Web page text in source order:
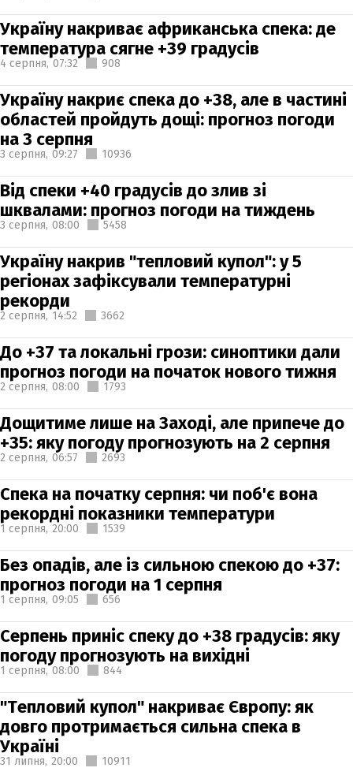
Україну накриває африканська спека: де
температура сягне +39 градусів
4 серпня, 07:32 908
Україну накриє спека до +38, але в частині
областей пройдуть дощі: прогноз погоди
на 3 серпня
3 серпня, 09:27 10936
Від спеки +40 градусів до злив зі
шквалами: прогноз погоди на тиждень
3 серпня, 08:00 5458
Україну накрив "тепловий купол": у 5
регіонах зафіксували температурні
рекорди
2 серпня, 14:52 3662
До +37 та локальні грози: синоптики дали
прогноз погоди на початок нового тижня
2 серпня, 08:00 1793
Дощитиме лише на Заході, але припече до
+35: яку погоду прогнозують на 2 серпня
2 серпня, 06:57 2693
Спека на початку серпня: чи поб'є вона
рекордні показники температури
1 серпня, 20:00 1539
Без опадів, але із сильною спекою до +37:
прогноз погоди на 1 серпня
1 серпня, 09:05 656
Серпень приніс спеку до +38 градусів: яку
погоду прогнозують на вихідні
1 серпня, 08:00 844
"Тепловий купол" накриває Європу: як
довго протримається сильна спека в
Україні
31 липня, 20:00 10911